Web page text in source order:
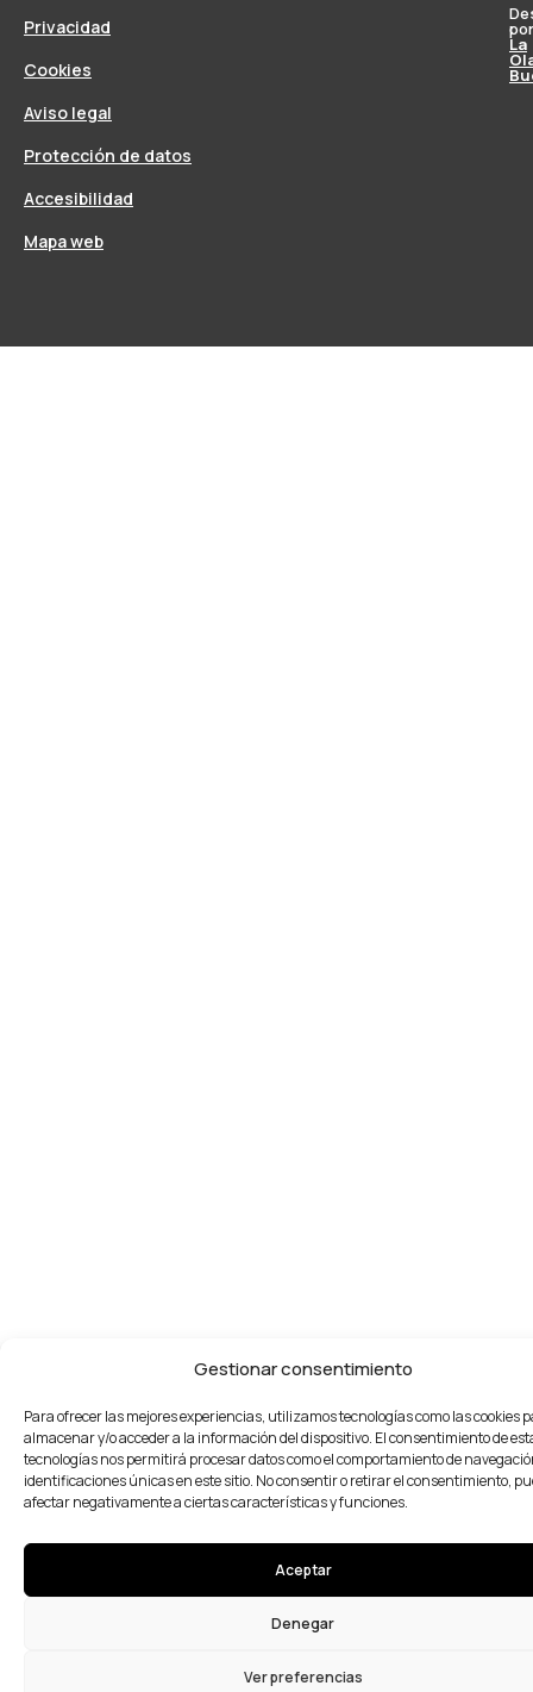
Gestionar consentimiento
Para ofrecer las mejores experiencias, utilizamos tecnologías como las cookies
almacenar y/o acceder a la información del dispositivo. El consentimiento de
tecnologías nos permitirá procesar datos como el comportamiento de
identificaciones únicas en este sitio. No consentir o retirar el consentimiento,
afectar negativamente a ciertas características y funciones.
Aceptar
Denegar
Ver preferencias
Privacidad
Cookies
Aviso legal
Protección de datos
Accesibilidad
Mapa web
por
La